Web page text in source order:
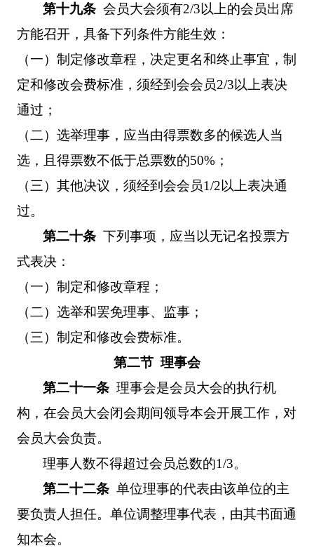
第十九条 会员大会须有2/3以上的会员出席
方能召开，具备下列条件方能生效：
（一）制定修改章程，决定更名和终止事宜，制
定和修改会费标准，须经到会会员2/3以上表决
通过；
（二）选举理事，应当由得票数多的候选人当
选，且得票数不低于总票数的50%；
（三）其他决议，须经到会会员1/2以上表决通
过。
第二十条 下列事项，应当以无记名投票方
式表决：
（一）制定和修改章程；
（二）选举和罢免理事、监事；
（三）制定和修改会费标准。
第二节 理事会
第二十一条 理事会是会员大会的执行机
构，在会员大会闭会期间领导本会开展工作，对
会员大会负责。
理事人数不得超过会员总数的1/3。
第二十二条 单位理事的代表由该单位的主
要负责人担任。单位调整理事代表，由其书面通
知本会。